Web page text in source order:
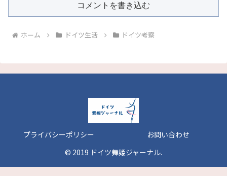
コメントを書き込む
ホーム ドイツ生活 ドイツ考察
プライバシーポリシー
お問い合わせ
© 2019 ドイツ舞姫ジャーナル.